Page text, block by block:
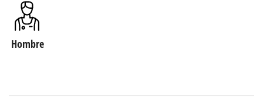
Hombre